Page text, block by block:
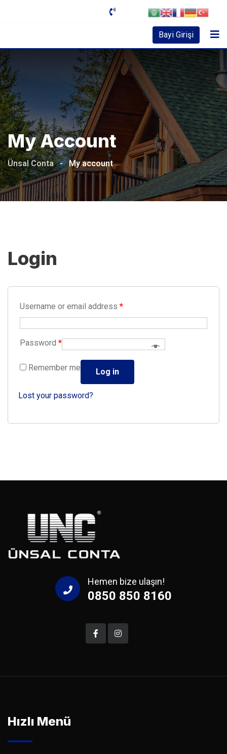
Bayi Girişi
My Account
Ünsal Conta - My account
Login
Username or email address *
Password *
Remember me Log in
Lost your password?
Hemen bize ulaşın!
0850 850 8160
Hızlı Menü